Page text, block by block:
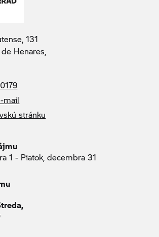
131
Henares,
mail
stránku
1 - Piatok, decembra 31